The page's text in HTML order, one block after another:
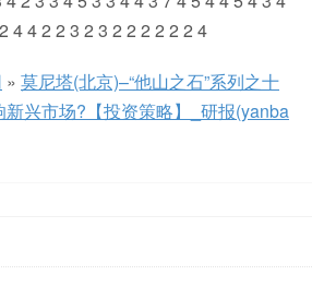
» 莫尼塔(北京)–“他山之石”系列之十
兴市场?【投资策略】_研报(yanba